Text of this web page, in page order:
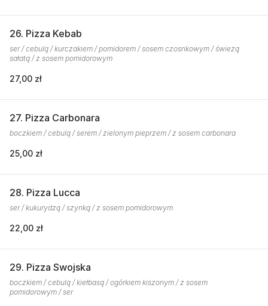
26. Pizza Kebab
ser / cebulą / kurczakiem / pomidorem / sosem czosnkowym / świeżą
sałatą / z sosem pomidorowym
27,00 zł
27. Pizza Carbonara
boczkiem / cebulą / serem / zielonym pieprzem / z sosem carbonara
25,00 zł
28. Pizza Lucca
ser / kukurydzą / szynką / z sosem pomidorowym
22,00 zł
29. Pizza Swojska
boczkiem / cebulą / kiełbasą / ogórkiem kiszonym / z sosem
pomidorowym / ser